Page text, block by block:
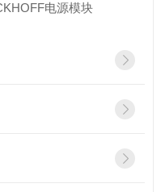
电源模块